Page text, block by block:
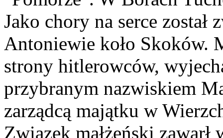
Jako chory na serce
Antoniewie koło Skoków.
strony hitlerowców,
przybranym nazwiskiem
zarządcą majątku w
Związek małżeński